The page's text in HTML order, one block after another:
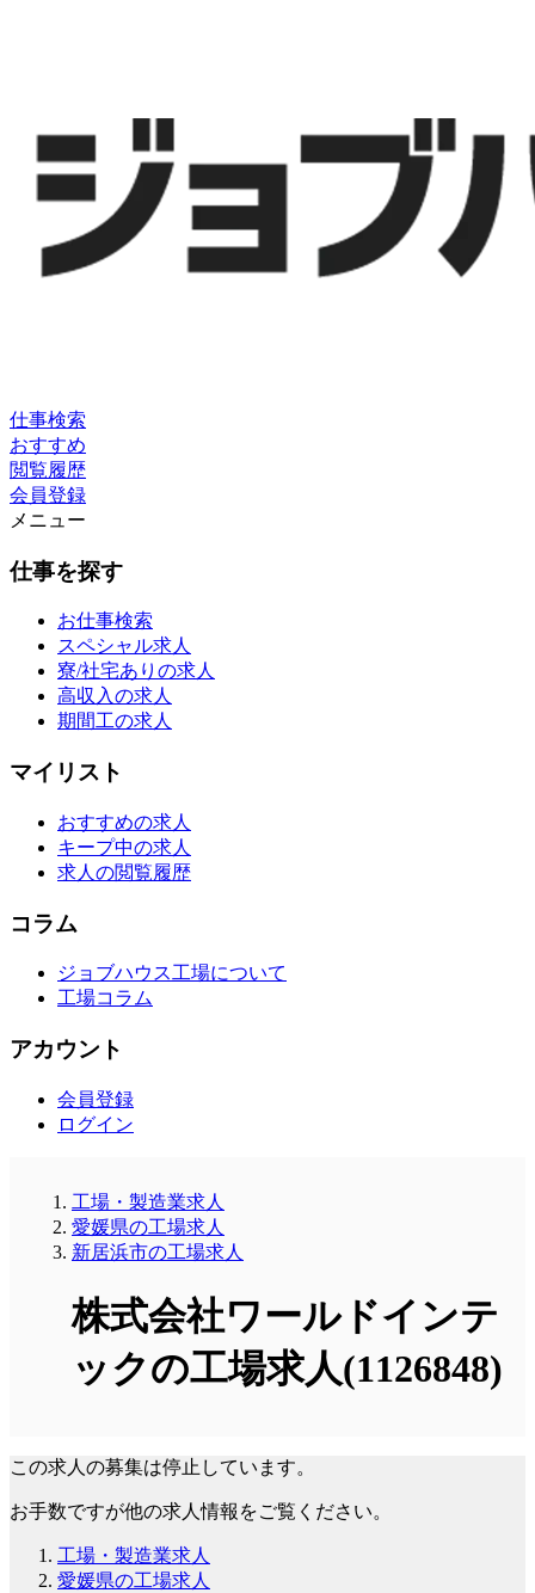
仕事検索
おすすめ
閲覧履歴
会員登録
メニュー
仕事を探す
お仕事検索
スペシャル求人
寮/社宅ありの求人
高収入の求人
期間工の求人
マイリスト
おすすめの求人
キープ中の求人
求人の閲覧履歴
コラム
ジョブハウス工場について
工場コラム
アカウント
会員登録
ログイン
工場・製造業求人
愛媛県の工場求人
新居浜市の工場求人
株式会社ワールドインテ
ックの工場求人(1126848)
この求人の募集は停止しています。
お手数ですが他の求人情報をご覧ください。
工場・製造業求人
愛媛県の工場求人